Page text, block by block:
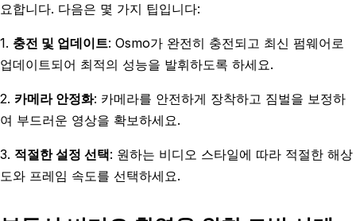
요합니다. 다음은 몇 가지 팁입니다:
1. 충전 및 업데이트: Osmo가 완전히 충전되고 최신 펌웨어로
업데이트되어 최적의 성능을 발휘하도록 하세요.
2. 카메라 안정화: 카메라를 안전하게 장착하고 짐벌을 보정하
여 부드러운 영상을 확보하세요.
3. 적절한 설정 선택: 원하는 비디오 스타일에 따라 적절한 해상
도와 프레임 속도를 선택하세요.